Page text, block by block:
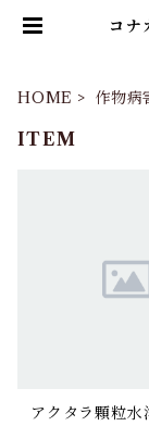
コナ
HOME 作物病
ITEM
アクタラ顆粒